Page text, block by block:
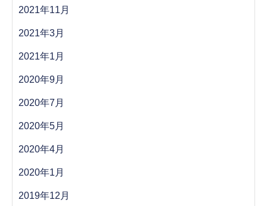
2021年11月
2021年3月
2021年1月
2020年9月
2020年7月
2020年5月
2020年4月
2020年1月
2019年12月